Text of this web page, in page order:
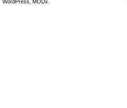
WordPress, MODx.